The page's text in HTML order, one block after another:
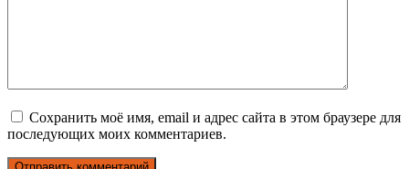
Сохранить моё имя, email и адрес сайта в этом браузере для
последующих моих комментариев.